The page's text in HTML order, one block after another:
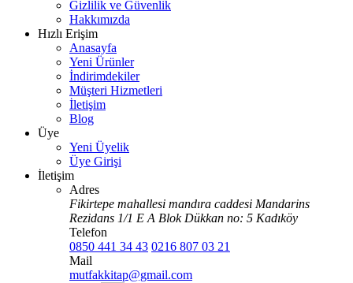
Gizlilik ve Güvenlik
Hakkımızda
Hızlı Erişim
Anasayfa
Yeni Ürünler
İndirimdekiler
Müşteri Hizmetleri
İletişim
Blog
Üye
Yeni Üyelik
Üye Girişi
İletişim
Adres
Fikirtepe mahallesi mandıra caddesi Mandarins
Rezidans 1/1 E A Blok Dükkan no: 5 Kadıköy
Telefon
0850 441 34 43 0216 807 03 21
Mail
mutfakkitap@gmail.com